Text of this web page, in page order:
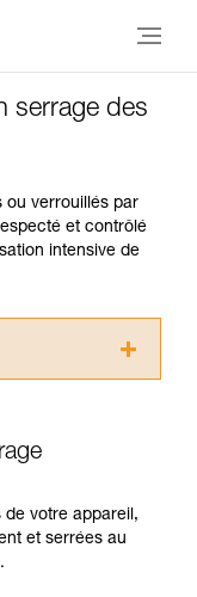
serrage des
ou verrouillés par
et contrôlé
intensive de
les
pour
une
Validez
votre appareil,
et serrées au